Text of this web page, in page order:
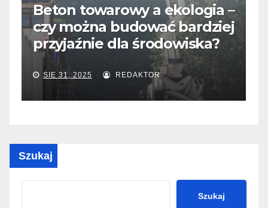
Beton towarowy a ekologia –
czy można budować bardziej
przyjaźnie dla środowiska?
SIE 31, 2025 REDAKTOR
Szukaj
Szukaj